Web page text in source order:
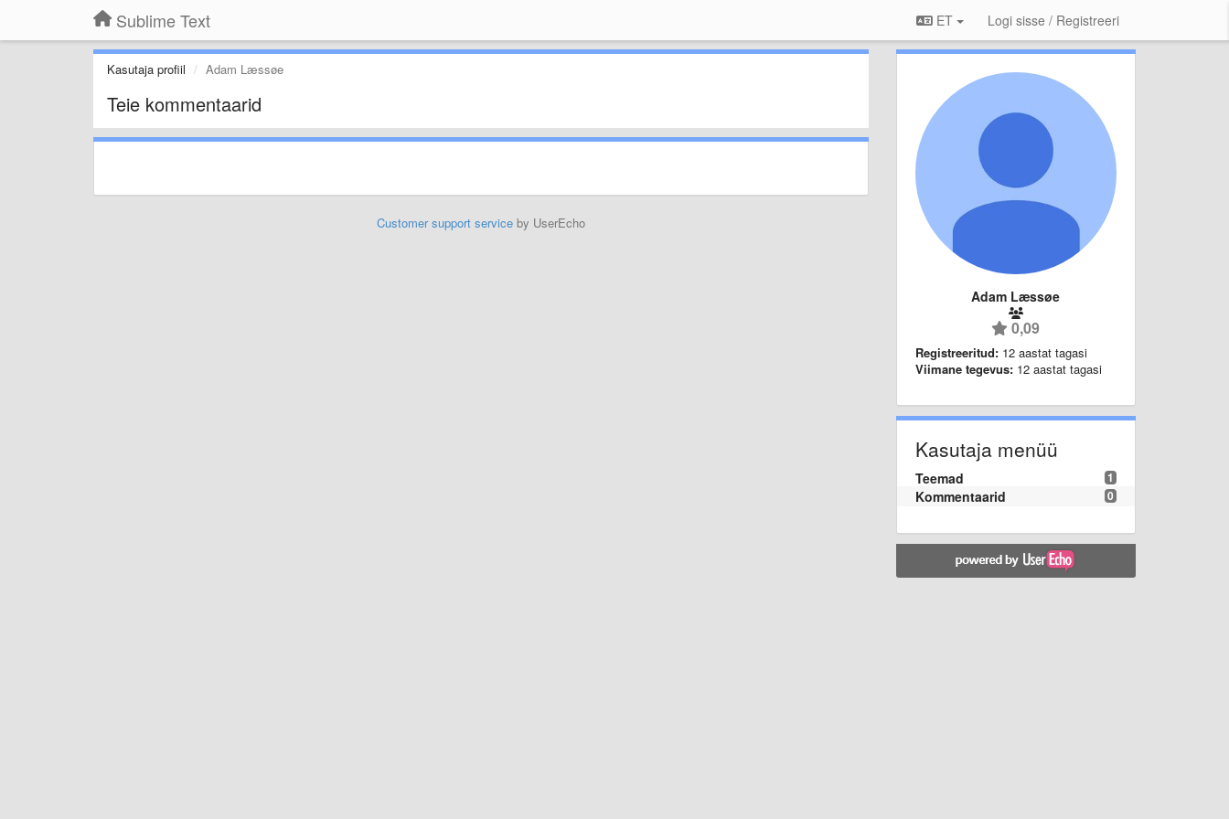
Sublime Text ET Logi sisse / Registreeri
Kasutaja profiil Adam Læssøe
Teie kommentaarid
Customer support serviceby UserEcho
Adam Læssøe
0,09
Registreeritud: 12 aastat tagasi
Viimane tegevus: 12 aastat tagasi
Kasutaja menüü
1
Teemad
0
Kommentaarid